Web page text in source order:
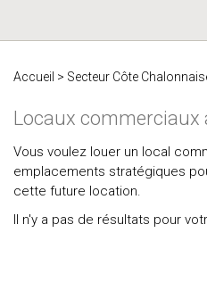
Accueil > Secteur Côte
Locaux commerciaux
Vous voulez louer un local
emplacements stratégiques
cette future location.
Il n'y a pas de résultats pour